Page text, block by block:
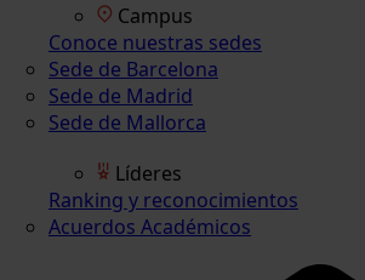
Campus
Conoce nuestras sedes
Sede de Barcelona
Sede de Madrid
Sede de Mallorca
Líderes
Ranking y reconocimientos
Acuerdos Académicos